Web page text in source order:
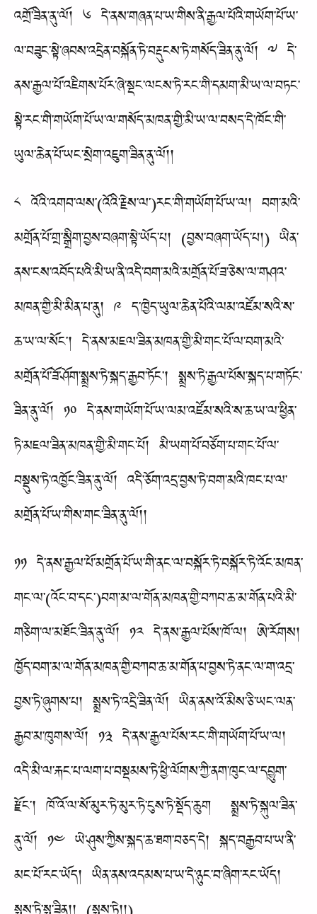
འགྲོ་ཟིན་ནུ་ལོ། ༦ དེ་ནས་གཞན་པ་ཡ་གིས་ནི་རྒྱལ་པོའི་གཡོག་པོ་ཡ་
ལ་བཟུང་སྟེ་ཞབས་འདྲེན་བསྐོན་ཏེ་བརྡུངས་ཏེ་གསོད་ཟིན་ནུ་ལོ། ༧ དེ་
ནས་རྒྱལ་པོ་འཇིགས་པོར་ཞེ་སྡང་ལངས་ཏེ་རང་གི་དམག་མི་ཡ་ལ་བཏང་
སྟེ་རང་གི་གཡོག་པོ་ཡ་ལ་གསོད་མཁན་གྱི་མི་ཡ་ལ་བསད་དེ་ཁོང་གི་
ཡུལ་ཆེན་པོ་ཡང་སྲེག་འཇུག་ཟིན་ནུ་ལོ།།
༨ འོའི་འགབ་ལས་(འོའི་རྗེས་ལ་)རང་གི་གཡོག་པོ་ཡ་ལ། བག་མའི་
མགྲོན་པོ་གྲ་སྒྲིག་བྱས་བཞག་སྟེ་ཡོད་པ། (བྱས་བཞག་ཡོད་པ།) ཡིན་
ནས་ངས་འབོད་པའི་མི་ཡ་ནི་འདི་བག་མའི་མགྲོན་པོ་ཟ་ཅེས་ལ་གཤའ་
མཁན་གྱི་མི་མིན་པ་ནུ། ༩ ད་ཁྱེད་ཡུལ་ཆེན་པོའི་ལམ་འཛོམ་སའི་ས་
ཆ་ཡ་ལ་སོང་། དེ་ནས་མཇལ་ཟིན་མཁན་གྱི་མི་གང་པོ་ལ་བག་མའི་
མགྲོན་པོ་ཟོ་ཤོག་སྨྲས་ཏེ་སྐད་རྒྱབ་ཏོང་། སྨྲས་ཏེ་རྒྱལ་པོས་སྐད་པ་གཏོང་
ཟིན་ནུ་ལོ། ༡༠ དེ་ནས་གཡོག་པོ་ཡ་ལམ་འཛོམ་སའི་ས་ཆ་ཡ་ལ་ཕྱིན་
ཏེ་མཇལ་ཟིན་མཁན་གྱི་མི་གང་པོ། མི་ཡག་པོ་བཙོག་པ་གང་པོ་ལ་
བསྡུས་ཏེ་འཁྱོང་ཟིན་ནུ་ལོ། འདི་ཅོག་འདྲ་བྱས་ཏེ་བག་མའི་ཁང་པ་ལ་
མགྲོན་པོ་ཡ་གིས་གང་ཟིན་ནུ་ལོ།།
༡༡ དེ་ནས་རྒྱལ་པོ་མགྲོན་པོ་ཡ་གི་ནང་ལ་བསྐོར་ཏེ་བསྐོར་ཏེ་འོང་མཁན་
གང་ལ་(འོང་བ་དང་)བག་མ་ལ་གོན་མཁན་གྱི་བཀབ་ཆ་མ་གོན་པའི་མི་
གཅིག་ལ་མཐོང་ཟིན་ནུ་ལོ། ༡༢ དེ་ནས་རྒྱལ་པོས་ཁོ་ལ། ཨེ་རོགས།
ཁྱོད་བག་མ་ལ་གོན་མཁན་གྱི་བཀབ་ཆ་མ་གོན་པ་བྱས་ཏེ་ནང་ལ་ག་འདྲ་
བྱས་ཏེ་ཞུགས་པ། སྨྲས་ཏེ་འདྲི་ཟིན་ལོ། ཡིན་ནས་འོ་མིས་ཅི་ཡང་ལན་
རྒྱབ་མ་ཁུགས་ལོ། ༡༣ དེ་ནས་རྒྱལ་པོས་རང་གི་གཡོག་པོ་ཡ་ལ།
འདི་མི་ལ་རྐང་པ་ལག་པ་བསྡམས་ཏེ་ཕྱི་ལོགས་ཀྱི་ནག་ཁུང་ལ་དབྱུག་
རྫོང་། ཁོ་འོ་ལ་སོ་མུར་ཏེ་མུར་ཏེ་ངུས་ཏེ་སྡོད་ཆུག སྨྲས་ཏེ་སྐུལ་ཟིན་
ནུ་ལོ། ༡༤ ཡེ་ཤུས་ཀྱིས་སྐད་ཆ་ཐག་བཅད་དེ། སྐད་བརྒྱབ་པ་ཡ་ནི་
མང་པོ་རང་ཡོད། ཡིན་ནས་འདམས་པ་ཡ་དེ་ཉུང་བ་ཞིག་རང་ཡོད།